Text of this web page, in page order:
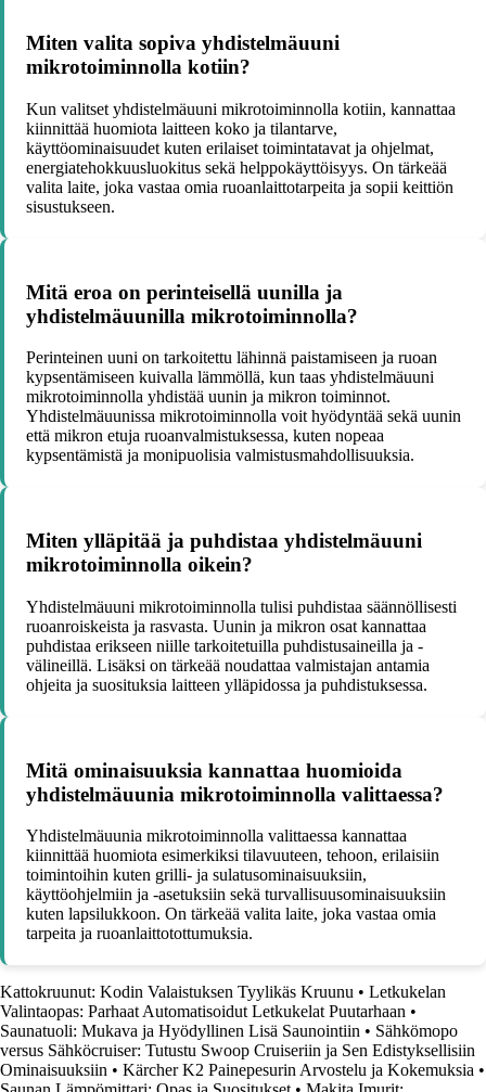
Miten valita sopiva yhdistelmäuuni
mikrotoiminnolla kotiin?
Kun valitset yhdistelmäuuni mikrotoiminnolla kotiin, kannattaa
kiinnittää huomiota laitteen koko ja tilantarve,
käyttöominaisuudet kuten erilaiset toimintatavat ja ohjelmat,
energiatehokkuusluokitus sekä helppokäyttöisyys. On tärkeää
valita laite, joka vastaa omia ruoanlaittotarpeita ja sopii keittiön
sisustukseen.
Mitä eroa on perinteisellä uunilla ja
yhdistelmäuunilla mikrotoiminnolla?
Perinteinen uuni on tarkoitettu lähinnä paistamiseen ja ruoan
kypsentämiseen kuivalla lämmöllä, kun taas yhdistelmäuuni
mikrotoiminnolla yhdistää uunin ja mikron toiminnot.
Yhdistelmäuunissa mikrotoiminnolla voit hyödyntää sekä uunin
että mikron etuja ruoanvalmistuksessa, kuten nopeaa
kypsentämistä ja monipuolisia valmistusmahdollisuuksia.
Miten ylläpitää ja puhdistaa yhdistelmäuuni
mikrotoiminnolla oikein?
Yhdistelmäuuni mikrotoiminnolla tulisi puhdistaa säännöllisesti
ruoanroiskeista ja rasvasta. Uunin ja mikron osat kannattaa
puhdistaa erikseen niille tarkoitetuilla puhdistusaineilla ja -
välineillä. Lisäksi on tärkeää noudattaa valmistajan antamia
ohjeita ja suosituksia laitteen ylläpidossa ja puhdistuksessa.
Mitä ominaisuuksia kannattaa huomioida
yhdistelmäuunia mikrotoiminnolla valittaessa?
Yhdistelmäuunia mikrotoiminnolla valittaessa kannattaa
kiinnittää huomiota esimerkiksi tilavuuteen, tehoon, erilaisiin
toimintoihin kuten grilli- ja sulatusominaisuuksiin,
käyttöohjelmiin ja -asetuksiin sekä turvallisuusominaisuuksiin
kuten lapsilukkoon. On tärkeää valita laite, joka vastaa omia
tarpeita ja ruoanlaittotottumuksia.
Kattokruunut: Kodin Valaistuksen Tyylikäs Kruunu • Letkukelan
Valintaopas: Parhaat Automatisoidut Letkukelat Puutarhaan •
Saunatuoli: Mukava ja Hyödyllinen Lisä Saunointiin • Sähkömopo
versus Sähköcruiser: Tutustu Swoop Cruiseriin ja Sen Edistyksellisiin
Ominaisuuksiin • Kärcher K2 Painepesurin Arvostelu ja Kokemuksia •